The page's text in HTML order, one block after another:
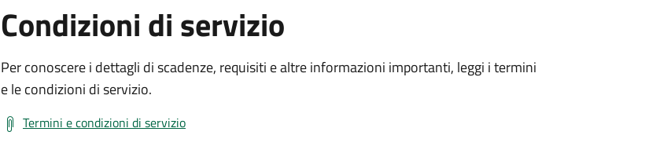
Condizioni di servizio
Per conoscere i dettagli di scadenze, requisiti e altre informazioni importanti, leggi i termini
e le condizioni di servizio.
Termini e condizioni di servizio